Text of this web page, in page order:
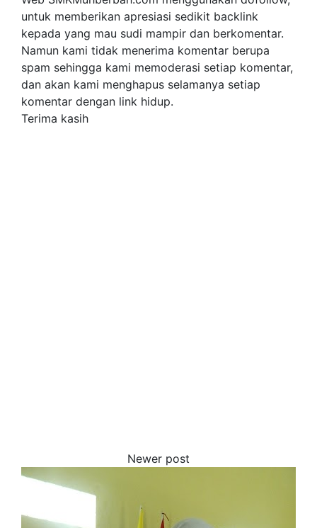
untuk memberikan apresiasi sedikit backlink
kepada yang mau sudi mampir dan berkomentar.
Namun kami tidak menerima komentar berupa
spam sehingga kami memoderasi setiap komentar,
dan akan kami menghapus selamanya setiap
komentar dengan link hidup.
Terima kasih